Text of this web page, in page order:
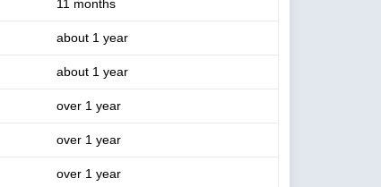
11 months
about 1 year
about 1 year
over 1 year
over 1 year
over 1 year